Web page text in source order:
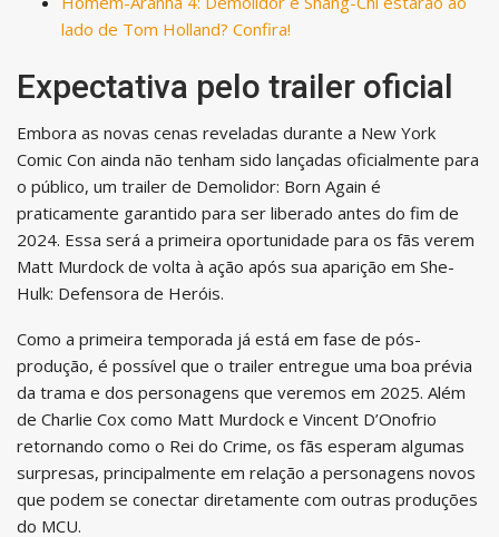
lado de Tom Holland? Confira!
Expectativa pelo trailer oficial
Embora as novas cenas reveladas durante a New York
Comic Con ainda não tenham sido lançadas oficialmente para
o público, um trailer de Demolidor: Born Again é
praticamente garantido para ser liberado antes do fim de
2024. Essa será a primeira oportunidade para os fãs verem
Matt Murdock de volta à ação após sua aparição em She-
Hulk: Defensora de Heróis.
Como a primeira temporada já está em fase de pós-
produção, é possível que o trailer entregue uma boa prévia
da trama e dos personagens que veremos em 2025. Além
de Charlie Cox como Matt Murdock e Vincent D’Onofrio
retornando como o Rei do Crime, os fãs esperam algumas
surpresas, principalmente em relação a personagens novos
que podem se conectar diretamente com outras produções
do MCU.